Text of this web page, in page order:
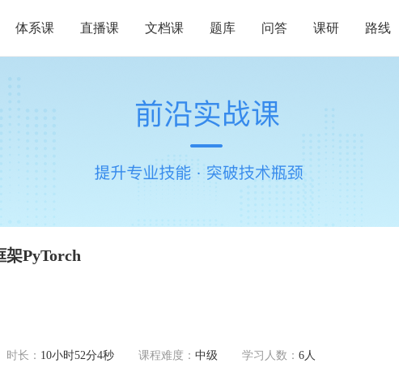
体系课 直播课 文档课 题库 问答 课研 路线
架PyTorch
时长： 10小时52分4秒 课程难度： 中级 学习人数： 6人